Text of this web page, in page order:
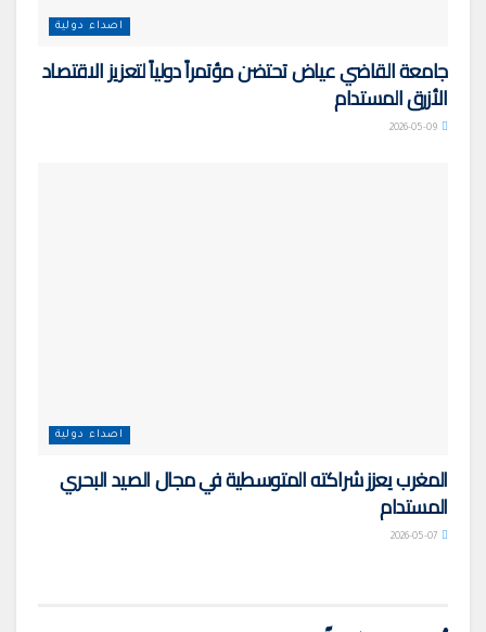
اصداء دولية
جامعة القاضي عياض تحتضن مؤتمراً دولياً لتعزيز الاقتصاد
الأزرق المستدام
اصداء دولية
المغرب يعزز شراكته المتوسطية في مجال الصيد البحري
المستدام